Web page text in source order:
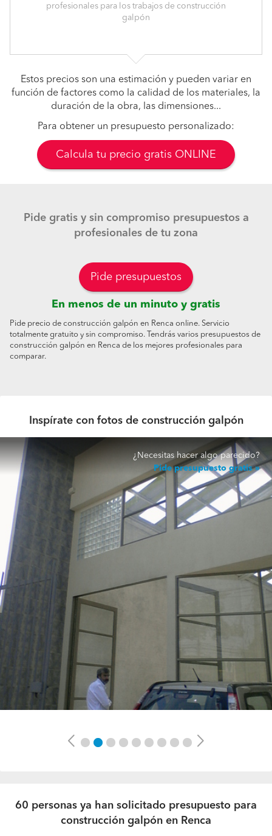
profesionales para los trabajos de construcción
galpón
Estos precios son una estimación y pueden variar en
función de factores como la calidad de los materiales, la
duración de la obra, las dimensiones...
Para obtener un presupuesto personalizado:
Calcula tu precio gratis ONLINE
Pide gratis y sin compromiso presupuestos a
profesionales de tu zona
Pide presupuestos
En menos de un minuto y gratis
Pide precio de construcción galpón en Renca online. Servicio
totalmente gratuito y sin compromiso. Tendrás varios presupuestos de
construcción galpón en Renca de los mejores profesionales para
comparar.
Inspírate con fotos de construcción galpón
¿Necesitas hacer algo parecido?
Pide presupuesto gratis
Previous Next
60 personas ya han solicitado presupuesto para
construcción galpón en Renca